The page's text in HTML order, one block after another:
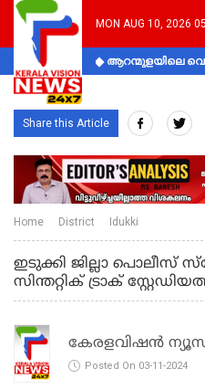
MON AUG 10, 2026
ആറന്മുളയിലെ
Share this Article
Home District Idukki
ഇടുക്കി ജില്ലാ പൊലീസ്
സിന്തറ്റിക് ട്രാക്
കേരളവിഷൻ
Posted On 03-11-2024